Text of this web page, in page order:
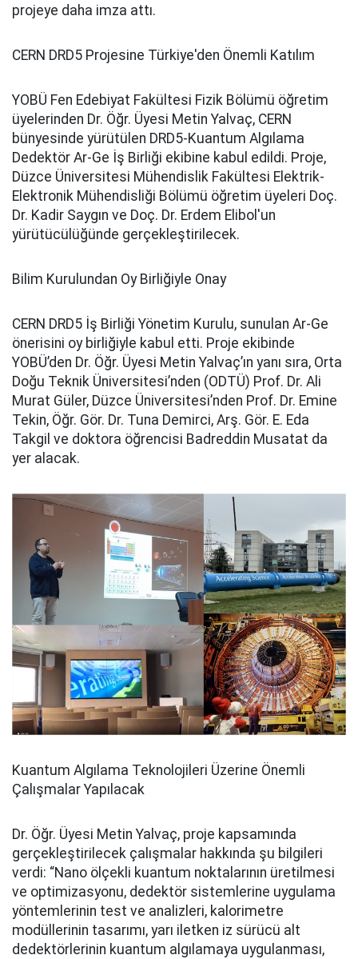
projeye daha imza attı.
CERN DRD5 Projesine Türkiye'den Önemli Katılım
YOBÜ Fen Edebiyat Fakültesi Fizik Bölümü öğretim
üyelerinden Dr. Öğr. Üyesi Metin Yalvaç, CERN
bünyesinde yürütülen DRD5-Kuantum Algılama
Dedektör Ar-Ge İş Birliği ekibine kabul edildi. Proje,
Düzce Üniversitesi Mühendislik Fakültesi Elektrik-
Elektronik Mühendisliği Bölümü öğretim üyeleri Doç.
Dr. Kadir Saygın ve Doç. Dr. Erdem Elibol'un
yürütücülüğünde gerçekleştirilecek.
Bilim Kurulundan Oy Birliğiyle Onay
CERN DRD5 İş Birliği Yönetim Kurulu, sunulan Ar-Ge
önerisini oy birliğiyle kabul etti. Proje ekibinde
YOBÜ’den Dr. Öğr. Üyesi Metin Yalvaç’ın yanı sıra, Orta
Doğu Teknik Üniversitesi’nden (ODTÜ) Prof. Dr. Ali
Murat Güler, Düzce Üniversitesi’nden Prof. Dr. Emine
Tekin, Öğr. Gör. Dr. Tuna Demirci, Arş. Gör. E. Eda
Takgil ve doktora öğrencisi Badreddin Musatat da
yer alacak.
Kuantum Algılama Teknolojileri Üzerine Önemli
Çalışmalar Yapılacak
Dr. Öğr. Üyesi Metin Yalvaç, proje kapsamında
gerçekleştirilecek çalışmalar hakkında şu bilgileri
verdi: “Nano ölçekli kuantum noktalarının üretilmesi
ve optimizasyonu, dedektör sistemlerine uygulama
yöntemlerinin test ve analizleri, kalorimetre
modüllerinin tasarımı, yarı iletken iz sürücü alt
dedektörlerinin kuantum algılamaya uygulanması,